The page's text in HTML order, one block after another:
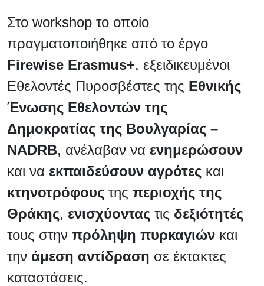
Στο workshop το οποίο
πραγματοποιήθηκε από το έργο
Firewise Erasmus+, εξειδικευμένοι
Εθελοντές Πυροσβέστες της Εθνικής
Ένωσης Εθελοντών της
Δημοκρατίας της Βουλγαρίας –
NADRB, ανέλαβαν να ενημερώσουν
και να εκπαιδεύσουν αγρότες και
κτηνοτρόφους της περιοχής της
Θράκης, ενισχύοντας τις δεξιότητές
τους στην πρόληψη πυρκαγιών και
την άμεση αντίδραση σε έκτακτες
καταστάσεις.